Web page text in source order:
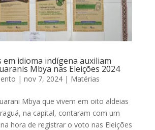
em idioma indígena auxiliam
Mbya nas Eleições 2024
| nov 7, 2024| Matérias
Mbya que vivem em oito aldeias
na capital, contaram com um
hora de registrar o voto nas Eleições